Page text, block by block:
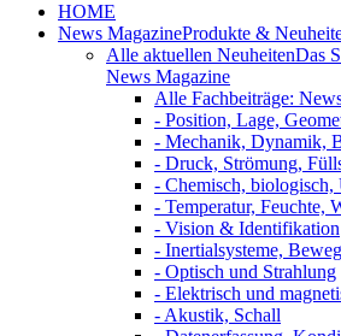
HOME
News MagazineProdukte &
Alle aktuellen NeuheitenDas
News Magazine
Alle Fachbeiträge:
- Position, Lage,
- Mechanik, Dynamik,
- Druck, Strömung,
- Chemisch, biologisch,
- Temperatur, Feuchte,
- Vision & Identifikation
- Inertialsysteme,
- Optisch und Strahlung
- Elektrisch und
- Akustik, Schall